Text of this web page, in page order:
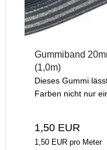
Gummiband
(1,0m)
Dieses Gummi
Farben nicht nur
1,50 EUR
1,50 EUR pro Meter